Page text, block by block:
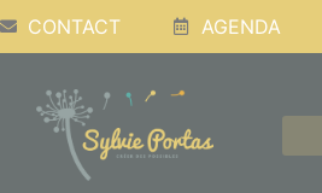
CONTACT AGENDA